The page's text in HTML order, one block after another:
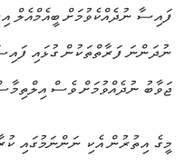
ފައިސާ ނުދެއްކެވުމަށް ބީއެމްއެލް
ނުދަންނަ ފަރާތްތަކުން ގުޅައި
ޖަވާބު ނުދެއްވުމަށް ވެސް
މީގެ އިތުރުން އެކި ނަންނަމުގައި